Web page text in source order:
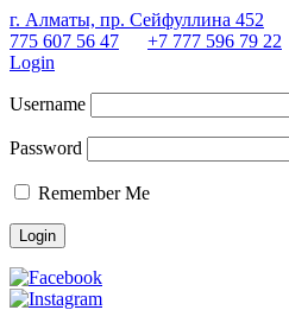
г. Алматы, пр. Сейфуллина 452
775 607 56 47
+7 777 596 79 22
Login
Username
Password
Remember Me